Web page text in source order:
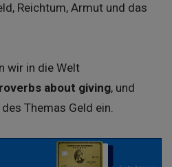
Reichtum, Armut und das
wir in die Welt
about giving, und
Themas Geld ein.